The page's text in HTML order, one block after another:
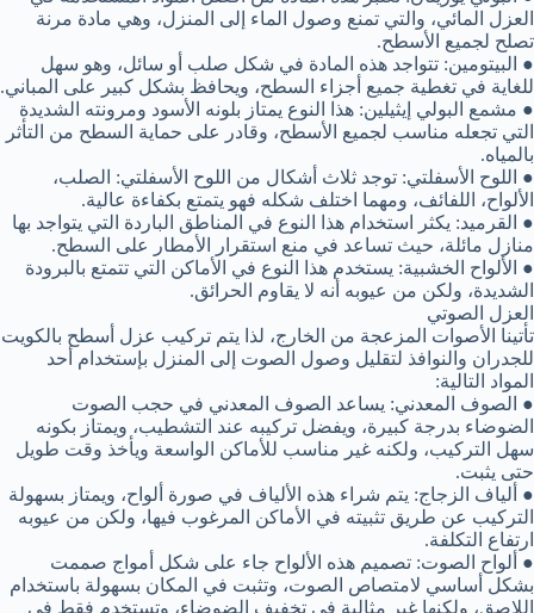
العزل المائي، والتي تمنع وصول الماء إلى المنزل، وهي مادة مرنة
تصلح لجميع الأسطح.
● البيتومين: تتواجد هذه المادة في شكل صلب أو سائل، وهو سهل
للغاية في تغطية جميع أجزاء السطح، ويحافظ بشكل كبير على المباني.
● مشمع البولي إيثيلين: هذا النوع يمتاز بلونه الأسود ومرونته الشديدة
التي تجعله مناسب لجميع الأسطح، وقادر على حماية السطح من التأثر
بالمياه.
● اللوح الأسفلتي: توجد ثلاث أشكال من اللوح الأسفلتي: الصلب،
الألواح، اللفائف، ومهما اختلف شكله فهو يتمتع بكفاءة عالية.
● القرميد: يكثر استخدام هذا النوع في المناطق الباردة التي يتواجد بها
منازل مائلة، حيث تساعد في منع استقرار الأمطار على السطح.
● الألواح الخشبية: يستخدم هذا النوع في الأماكن التي تتمتع بالبرودة
الشديدة، ولكن من عيوبه أنه لا يقاوم الحرائق.
العزل الصوتي
تأتينا الأصوات المزعجة من الخارج، لذا يتم تركيب عزل أسطح بالكويت
للجدران والنوافذ لتقليل وصول الصوت إلى المنزل بإستخدام أحد
المواد التالية:
● الصوف المعدني: يساعد الصوف المعدني في حجب الصوت
الضوضاء بدرجة كبيرة، ويفضل تركيبه عند التشطيب، ويمتاز بكونه
سهل التركيب، ولكنه غير مناسب للأماكن الواسعة ويأخذ وقت طويل
حتى يثبت.
● ألياف الزجاج: يتم شراء هذه الألياف في صورة ألواح، ويمتاز بسهولة
التركيب عن طريق تثبيته في الأماكن المرغوب فيها، ولكن من عيوبه
ارتفاع التكلفة.
● ألواح الصوت: تصميم هذه الألواح جاء على شكل أمواج صممت
بشكل أساسي لامتصاص الصوت، وتثبت في المكان بسهولة باستخدام
اللاصق، ولكنها غير مثالية في تخفيف الضوضاء، وتستخدم فقط في